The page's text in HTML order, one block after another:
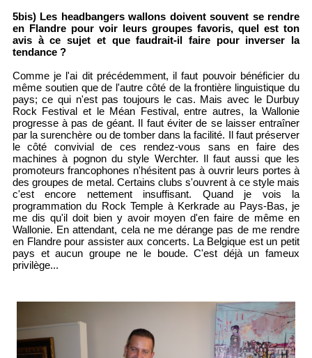
5bis) Les headbangers wallons doivent souvent se rendre
en Flandre pour voir leurs groupes favoris, quel est ton
avis à ce sujet et que faudrait-il faire pour inverser la
tendance ?
Comme je l'ai dit précédemment, il faut pouvoir bénéficier du
même soutien que de l'autre côté de la frontière linguistique du
pays; ce qui n'est pas toujours le cas. Mais avec le Durbuy
Rock Festival et le Méan Festival, entre autres, la Wallonie
progresse à pas de géant. Il faut éviter de se laisser entraîner
par la surenchère ou de tomber dans la facilité. Il faut préserver
le côté convivial de ces rendez-vous sans en faire des
machines à pognon du style Werchter. Il faut aussi que les
promoteurs francophones n'hésitent pas à ouvrir leurs portes à
des groupes de metal. Certains clubs s'ouvrent à ce style mais
c'est encore nettement insuffisant. Quand je vois la
programmation du Rock Temple à Kerkrade au Pays-Bas, je
me dis qu'il doit bien y avoir moyen d'en faire de même en
Wallonie. En attendant, cela ne me dérange pas de me rendre
en Flandre pour assister aux concerts. La Belgique est un petit
pays et aucun groupe ne le boude. C'est déjà un fameux
privilège...